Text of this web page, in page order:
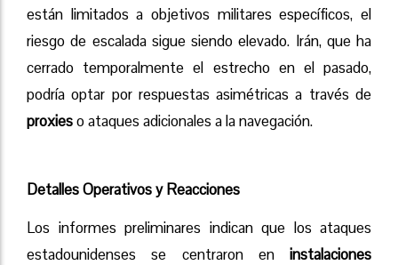
están limitados a objetivos militares específicos, el
riesgo de escalada sigue siendo elevado. Irán, que ha
cerrado temporalmente el estrecho en el pasado,
podría optar por respuestas asimétricas a través de
proxieso ataques adicionales a la navegación.
Detalles Operativos y Reacciones
Los informes preliminares indican que los ataques
estadounidenses se centraron en instalaciones